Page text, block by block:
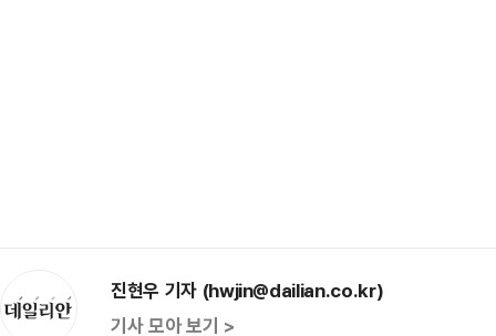
진현우 기자 (hwjin@dailian.co.kr)
기사 모아 보기 >